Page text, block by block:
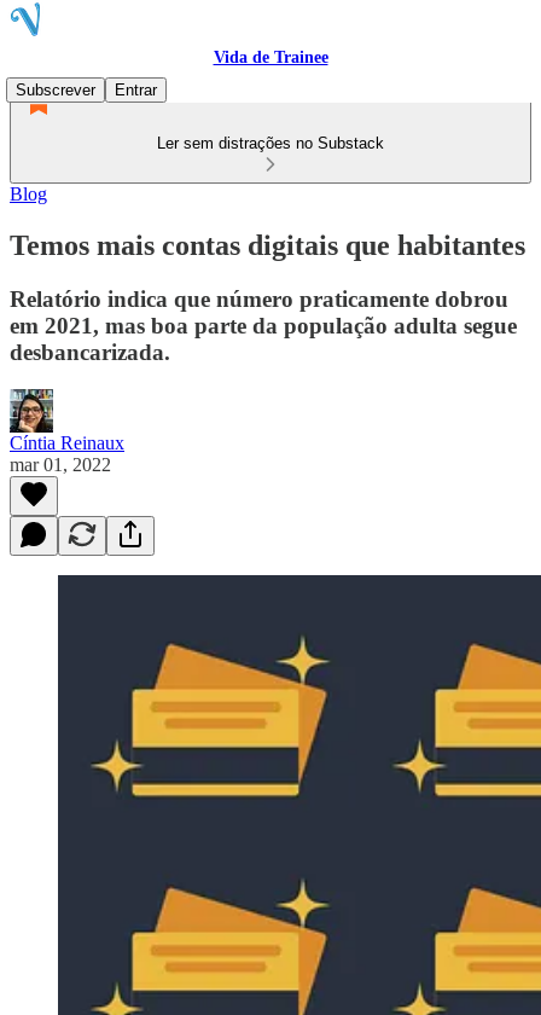
Vida de Trainee
Subscrever
Entrar
Ler sem distrações no Substack
Blog
Temos mais contas digitais que habitantes
Relatório indica que número praticamente dobrou
em 2021, mas boa parte da população adulta segue
desbancarizada.
Cíntia Reinaux
mar 01, 2022